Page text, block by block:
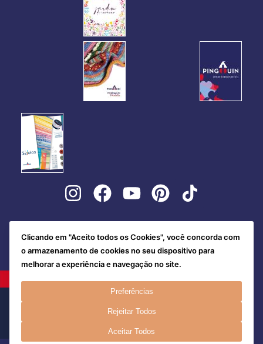
Clicando em "Aceito todos os Cookies", você concorda com
o armazenamento de cookies no seu dispositivo para
melhorar a experiência e navegação no site.
Preferências
Rejeitar Todos
Aceitar Todos